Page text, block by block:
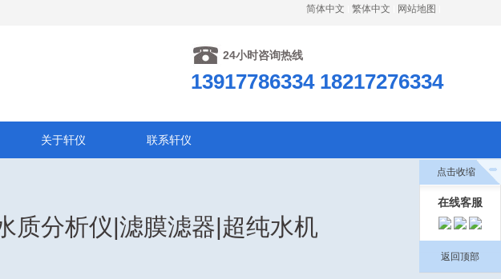
简体中文 繁体中文 网站地图
24小时咨询热线
13917786334 18217276334
关于轩仪 联系轩仪
质分析仪|滤膜滤器|超纯水机
点击收缩
在线客服
返回顶部